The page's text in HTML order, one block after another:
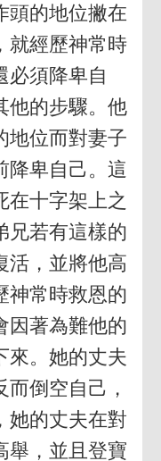
頭的地位撇在
就經歷神常時
必須降卑自
他的步驟。他
地位而對妻子
降卑自己。這
在十字架上之
兄若有這樣的
活，並將他高
神常時救恩的
因著為難他的
來。她的丈夫
倒空自己，
她的丈夫在對
舉，並且登寶